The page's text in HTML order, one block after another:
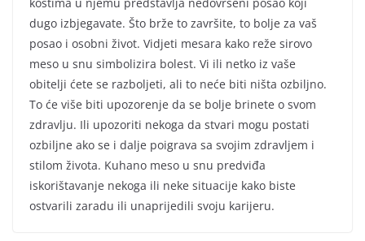
dugo izbjegavate. Što brže to završite, to bolje za vaš
posao i osobni život. Vidjeti mesara kako reže sirovo
meso u snu simbolizira bolest. Vi ili netko iz vaše
obitelji ćete se razboljeti, ali to neće biti ništa ozbiljno.
To će više biti upozorenje da se bolje brinete o svom
zdravlju. Ili upozoriti nekoga da stvari mogu postati
ozbiljne ako se i dalje poigrava sa svojim zdravljem i
stilom života. Kuhano meso u snu predviđa
iskorištavanje nekoga ili neke situacije kako biste
ostvarili zaradu ili unaprijedili svoju karijeru.